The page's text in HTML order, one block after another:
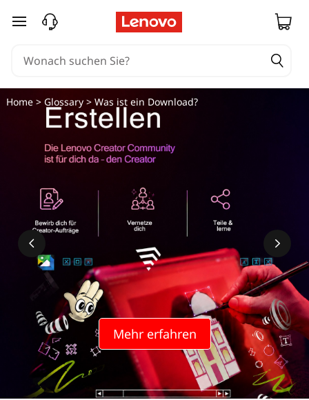
zum Hauptinhalt springen
Mehr erfahren
Home> Glossary> Was ist ein Download?